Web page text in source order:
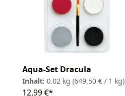
Aqua-Set Dracula
Inhalt: 0.02 kg (649,50 € / 1 kg)
12,99 €*